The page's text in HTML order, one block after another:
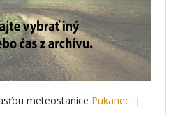
meteostanice Pukanec. |